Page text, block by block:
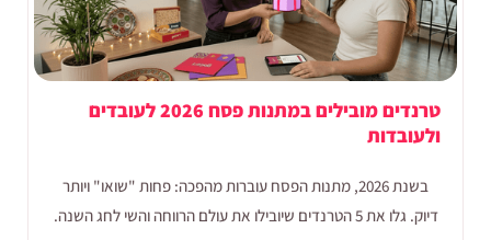
טרנדים מובילים במתנות פסח 2026 לעובדים
ולעובדות
בשנת 2026, מתנות הפסח עוברות מהפכה: פחות "שואו" ויותר
דיוק. גלו את 5 הטרנדים שיובילו את עולם הרווחה והשי לחג השנה.